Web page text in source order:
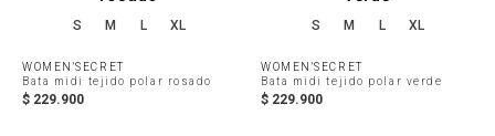
S M L XL
WOMEN'SECRET
Bata midi tejido polar rosado
$ 229.900
S M L XL
WOMEN'SECRET
Bata midi tejido polar verde
$ 229.900